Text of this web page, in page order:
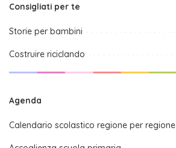
Consigliati per te
Storie per bambini
Costruire riciclando
Agenda
Calendario scolastico regione per regione